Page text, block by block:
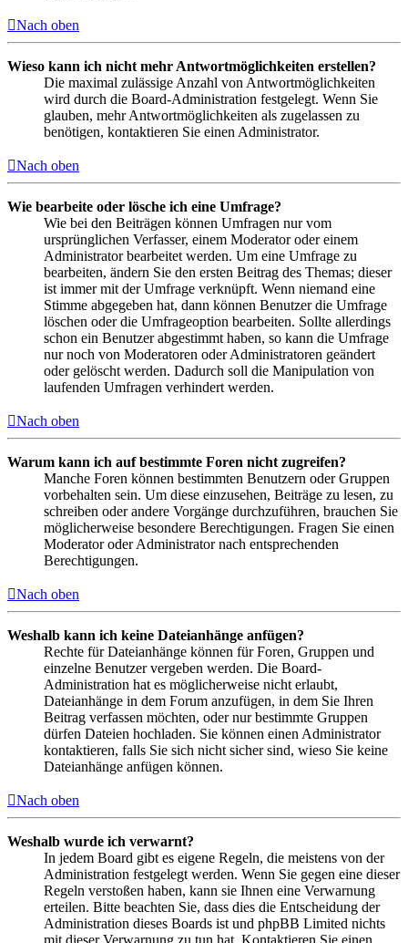
Nach oben
Wieso kann ich nicht mehr Antwortmöglichkeiten erstellen?
Die maximal zulässige Anzahl von Antwortmöglichkeiten
wird durch die Board-Administration festgelegt. Wenn Sie
glauben, mehr Antwortmöglichkeiten als zugelassen zu
benötigen, kontaktieren Sie einen Administrator.
Nach oben
Wie bearbeite oder lösche ich eine Umfrage?
Wie bei den Beiträgen können Umfragen nur vom
ursprünglichen Verfasser, einem Moderator oder einem
Administrator bearbeitet werden. Um eine Umfrage zu
bearbeiten, ändern Sie den ersten Beitrag des Themas; dieser
ist immer mit der Umfrage verknüpft. Wenn niemand eine
Stimme abgegeben hat, dann können Benutzer die Umfrage
löschen oder die Umfrageoption bearbeiten. Sollte allerdings
schon ein Benutzer abgestimmt haben, so kann die Umfrage
nur noch von Moderatoren oder Administratoren geändert
oder gelöscht werden. Dadurch soll die Manipulation von
laufenden Umfragen verhindert werden.
Nach oben
Warum kann ich auf bestimmte Foren nicht zugreifen?
Manche Foren können bestimmten Benutzern oder Gruppen
vorbehalten sein. Um diese einzusehen, Beiträge zu lesen, zu
schreiben oder andere Vorgänge durchzuführen, brauchen Sie
möglicherweise besondere Berechtigungen. Fragen Sie einen
Moderator oder Administrator nach entsprechenden
Berechtigungen.
Nach oben
Weshalb kann ich keine Dateianhänge anfügen?
Rechte für Dateianhänge können für Foren, Gruppen und
einzelne Benutzer vergeben werden. Die Board-
Administration hat es möglicherweise nicht erlaubt,
Dateianhänge in dem Forum anzufügen, in dem Sie Ihren
Beitrag verfassen möchten, oder nur bestimmte Gruppen
dürfen Dateien hochladen. Sie können einen Administrator
kontaktieren, falls Sie sich nicht sicher sind, wieso Sie keine
Dateianhänge anfügen können.
Nach oben
Weshalb wurde ich verwarnt?
In jedem Board gibt es eigene Regeln, die meistens von der
Administration festgelegt werden. Wenn Sie gegen eine dieser
Regeln verstoßen haben, kann sie Ihnen eine Verwarnung
erteilen. Bitte beachten Sie, dass dies die Entscheidung der
Administration dieses Boards ist und phpBB Limited nichts
mit dieser Verwarnung zu tun hat. Kontaktieren Sie einen